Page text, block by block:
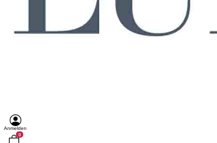
Anmelden
0